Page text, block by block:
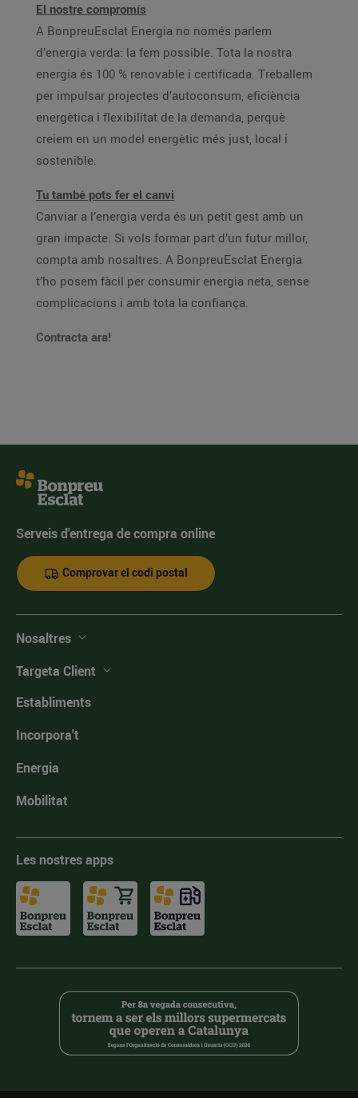
El nostre compromís
A BonpreuEsclat Energia no només parlem
d’energia verda: la fem possible. Tota la nostra
energia és 100 % renovable i certificada. Treballem
per impulsar projectes d’autoconsum, eficiència
energètica i flexibilitat de la demanda, perquè
creiem en un model energètic més just, local i
sostenible.
Tu també pots fer el canvi
Canviar a l’energia verda és un petit gest amb un
gran impacte. Si vols formar part d’un futur millor,
compta amb nosaltres. A BonpreuEsclat Energia
t’ho posem fàcil per consumir energia neta, sense
complicacions i amb tota la confiança.
Contracta ara!
Serveis d'entrega de compra online
Comprovar el codi postal
Nosaltres
Targeta Client
Establiments
Incorpora't
Energia
Mobilitat
Les nostres apps